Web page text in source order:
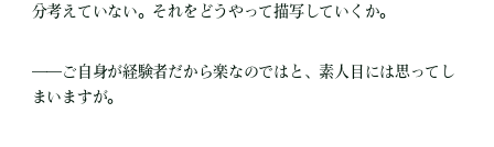
分考えていない。それをどうやって描写していくか。
――ご自身が経験者だから楽なのではと、素人目には思ってし
まいますが。